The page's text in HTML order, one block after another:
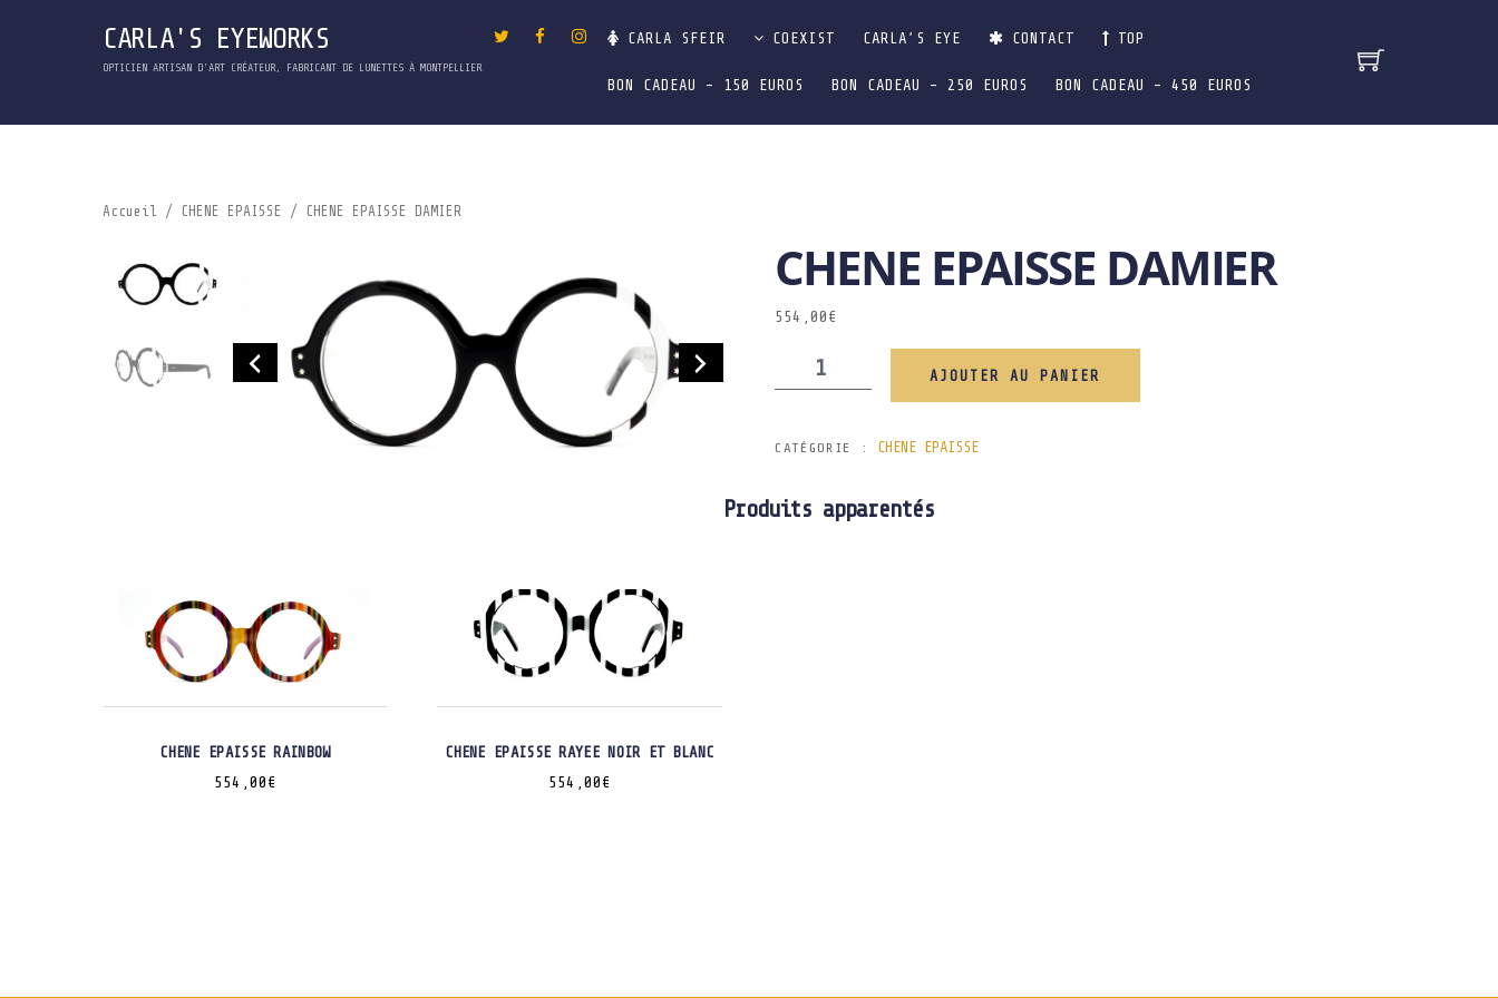
CARLA'S EYEWORKS
OPTICIEN ARTISAN D'ART CRÉATEUR, FABRICANT DE LUNETTES À MONTPELLIER
CARLA SFEIR COEXIST CARLA’S EYE CONTACT TOP
BON CADEAU – 150 EUROS BON CADEAU – 250 EUROS BON CADEAU – 450 EUROS
Accueil / CHENE EPAISSE / CHENE EPAISSE DAMIER
CHENE EPAISSE DAMIER
554,00 €
AJOUTER AU PANIER
CATÉGORIE : CHENE EPAISSE
Produits apparentés
CHENE EPAISSE RAINBOW
554,00 €
CHENE EPAISSE RAYEE NOIR ET BLANC
554,00 €